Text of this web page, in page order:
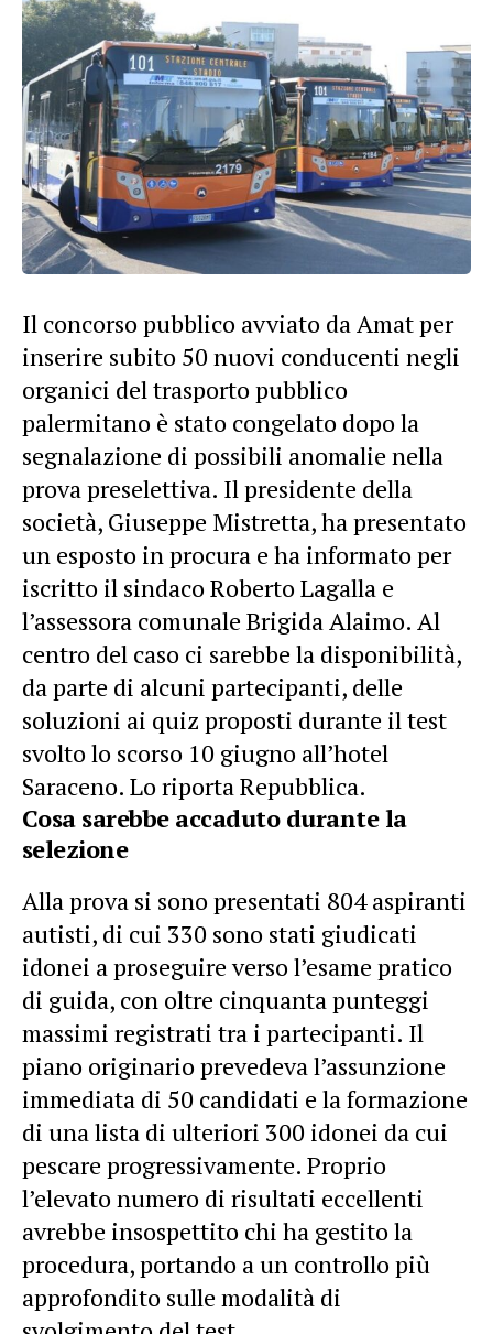
Il concorso pubblico avviato da Amat per
inserire subito 50 nuovi conducenti negli
organici del trasporto pubblico
palermitano è stato congelato dopo la
segnalazione di possibili anomalie nella
prova preselettiva. Il presidente della
società, Giuseppe Mistretta, ha presentato
un esposto in procura e ha informato per
iscritto il sindaco Roberto Lagalla e
l’assessora comunale Brigida Alaimo. Al
centro del caso ci sarebbe la disponibilità,
da parte di alcuni partecipanti, delle
soluzioni ai quiz proposti durante il test
svolto lo scorso 10 giugno all’hotel
Saraceno. Lo riporta Repubblica.
Cosa sarebbe accaduto durante la
selezione
Alla prova si sono presentati 804 aspiranti
autisti, di cui 330 sono stati giudicati
idonei a proseguire verso l’esame pratico
di guida, con oltre cinquanta punteggi
massimi registrati tra i partecipanti. Il
piano originario prevedeva l’assunzione
immediata di 50 candidati e la formazione
di una lista di ulteriori 300 idonei da cui
pescare progressivamente. Proprio
l’elevato numero di risultati eccellenti
avrebbe insospettito chi ha gestito la
procedura, portando a un controllo più
approfondito sulle modalità di